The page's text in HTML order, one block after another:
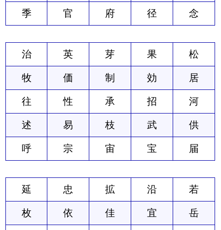
季 官 府 径 念
治 英 芽 果 松
牧 価 制 効 居
往 性 承 招 河
述 易 枝 武 供
呼 宗 宙 宝 届
延 忠 拡 沿 若
枚 依 佳 宜 岳